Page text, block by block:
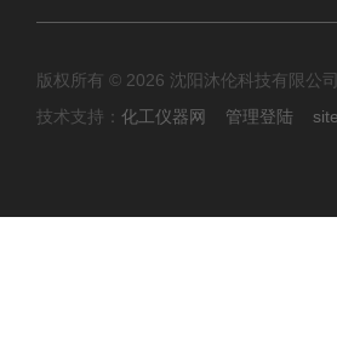
版权所有 © 2026 沈阳沐伦科技有限公
技术支持： 化工仪器网 管理登陆